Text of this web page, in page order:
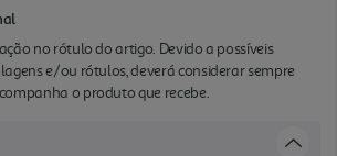
no rótulo do artigo. Devido a possíveis
e/ou rótulos, deverá considerar sempre
o produto que recebe.